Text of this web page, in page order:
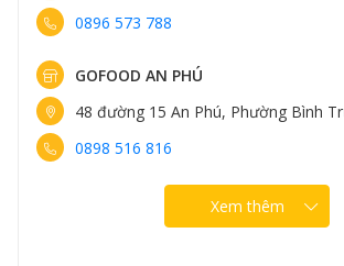
0898 582 828
GOFOOD NGUYỄN VĂN LỘC
96 Nguyễn Văn Lộc, Phường Hà
0889 307 308
Xem thêm